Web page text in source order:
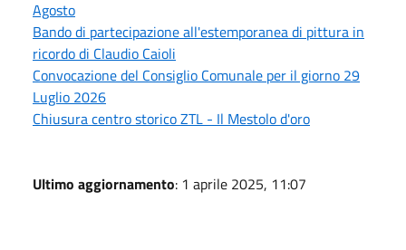
Agosto
Bando di partecipazione all'estemporanea di pittura in
ricordo di Claudio Caioli
Convocazione del Consiglio Comunale per il giorno 29
Luglio 2026
Chiusura centro storico ZTL - Il Mestolo d'oro
Ultimo aggiornamento: 1 aprile 2025, 11:07